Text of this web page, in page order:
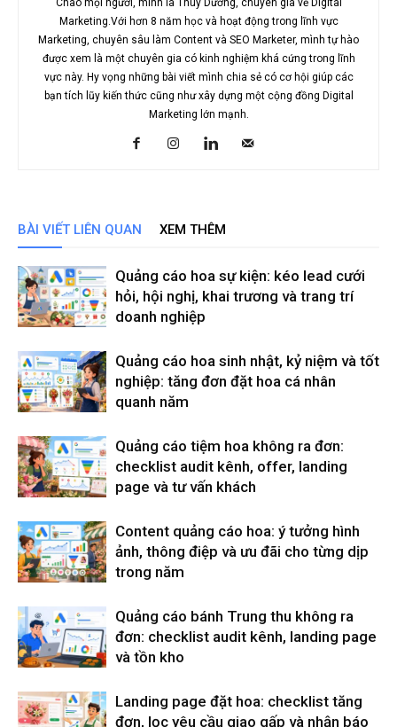
Marketing.Với hơn 8 năm học và hoạt động trong lĩnh vực
Marketing, chuyên sâu làm Content và SEO Marketer, mình tự hào
được xem là một chuyên gia có kinh nghiệm khá cứng trong lĩnh
vực này. Hy vọng những bài viết mình chia sẻ có cơ hội giúp các
bạn tích lũy kiến thức cũng như xây dựng một cộng đồng Digital
Marketing lớn mạnh.
BÀI VIẾT LIÊN QUAN XEM THÊM
Quảng cáo hoa sự kiện: kéo lead cưới
hỏi, hội nghị, khai trương và trang trí
doanh nghiệp
Quảng cáo hoa sinh nhật, kỷ niệm và tốt
nghiệp: tăng đơn đặt hoa cá nhân
quanh năm
Quảng cáo tiệm hoa không ra đơn:
checklist audit kênh, offer, landing
page và tư vấn khách
Content quảng cáo hoa: ý tưởng hình
ảnh, thông điệp và ưu đãi cho từng dịp
trong năm
Quảng cáo bánh Trung thu không ra
đơn: checklist audit kênh, landing page
và tồn kho
Landing page đặt hoa: checklist tăng
đơn, lọc yêu cầu giao gấp và nhận báo